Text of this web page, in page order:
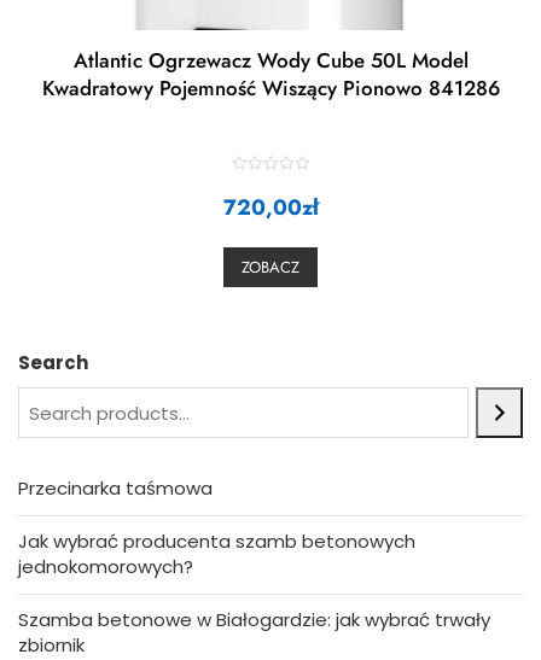
Atlantic Ogrzewacz Wody Cube 50L Model
Kwadratowy Pojemność Wiszący Pionowo 841286
a
t
u
720,00zł
ZOBACZ
Search
Przecinarka taśmowa
Jak wybrać producenta szamb betonowych
jednokomorowych?
Szamba betonowe w Białogardzie: jak wybrać trwały
zbiornik